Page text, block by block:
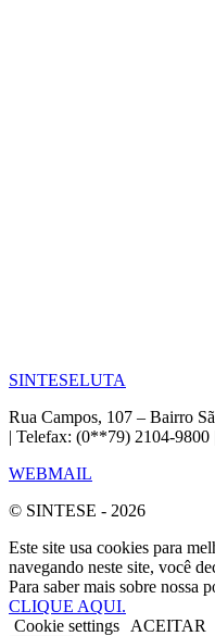
SINTESELUTA
Rua Campos, 107 – Bairro
| Telefax: (0**79) 2104-9800
WEBMAIL
© SINTESE - 2026
Este site usa cookies para
navegando neste site, você
Para saber mais sobre nossa
CLIQUE AQUI.
Cookie settings
ACEITAR